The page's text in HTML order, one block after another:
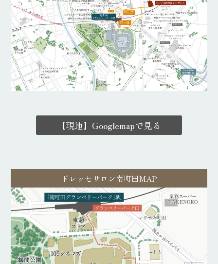
【現地】Googlemapで見る
ドレッセサロン南町田MAP